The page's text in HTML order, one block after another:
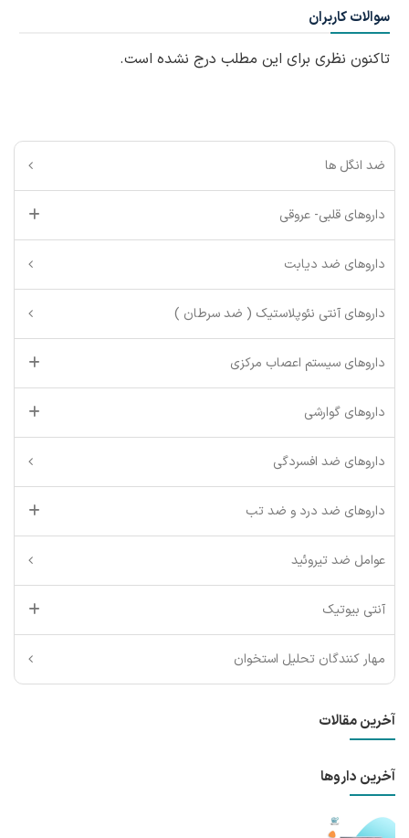
سوالات کاربران
تاکنون نظری برای این مطلب درج نشده است.
ضد انگل ها
داروهای قلبی- عروقی
داروهای ضد دیابت
داروهای آنتی نئوپلاستیک ( ضد سرطان )
داروهای سیستم اعصاب مرکزی
داروهای گوارشی
داروهای ضد افسردگی
داروهای ضد درد و ضد تب
عوامل ضد تیروئید
آنتی بیوتیک
مهار کنندگان تحلیل استخوان
آخرین مقالات
آخرین داروها